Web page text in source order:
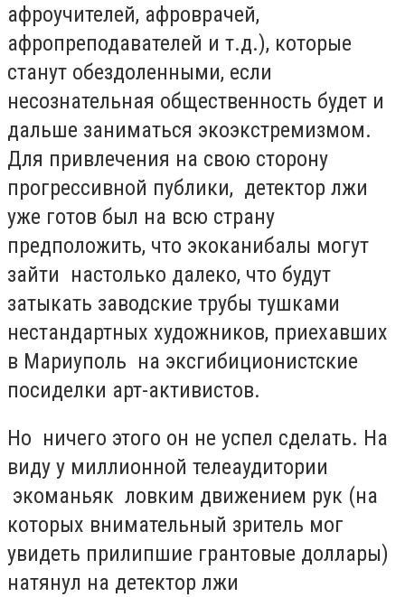
афроучителей, афроврачей,
афропреподавателей и т.д.), которые
станут обездоленными, если
несознательная общественность будет и
дальше заниматься экоэкстремизмом.
Для привлечения на свою сторону
прогрессивной публики, детектор лжи
уже готов был на всю страну
предположить, что экоканибалы могут
зайти настолько далеко, что будут
затыкать заводские трубы тушками
нестандартных художников, приехавших
в Мариуполь на эксгибиционистские
посиделки арт-активистов.
Но ничего этого он не успел сделать. На
виду у миллионной телеаудитории
экоманьяк ловким движением рук (на
которых внимательный зритель мог
увидеть прилипшие грантовые доллары)
натянул на детектор лжи